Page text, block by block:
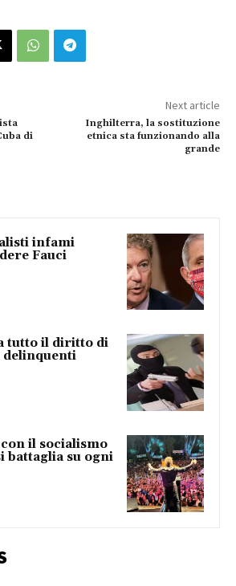
di
Next article
Inghilterra, la sostituzione
etnica sta funzionando alla
grande
infami
Fauci
tutto il diritto di
delinquenti
il socialismo
battaglia su ogni